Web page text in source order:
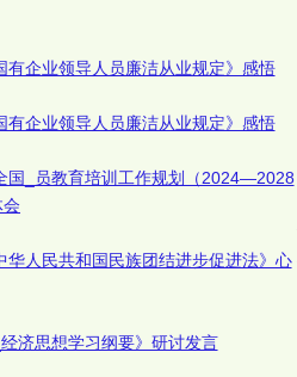
有企业领导人员廉洁从业规定》感悟
有企业领导人员廉洁从业规定》感悟
国_员教育培训工作规划（2024—2028
会
华人民共和国民族团结进步促进法》心
济思想学习纲要》研讨发言